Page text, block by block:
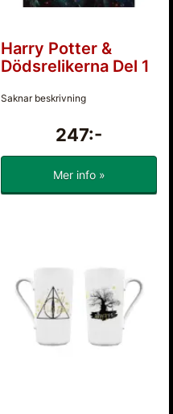
Harry Potter &
Dödsrelikerna Del 1
Saknar beskrivning
247:-
Mer info »